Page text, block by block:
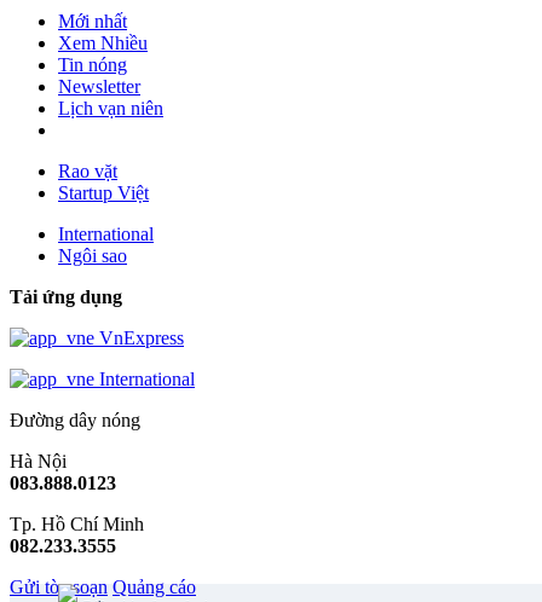
Mới nhất
Xem Nhiều
Tin nóng
Newsletter
Lịch vạn niên
Rao vặt
Startup Việt
International
Ngôi sao
Tải ứng dụng
VnExpress
International
Đường dây nóng
Hà Nội
083.888.0123
Tp. Hồ Chí Minh
082.233.3555
Gửi tòa soạn Quảng cáo